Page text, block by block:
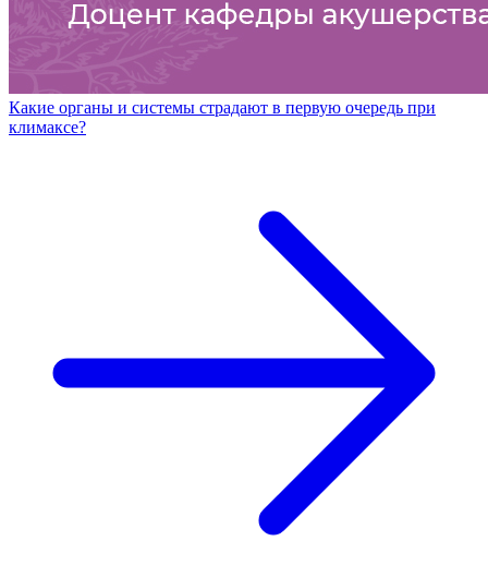
Какие органы и системы страдают в первую очередь при
климаксе?